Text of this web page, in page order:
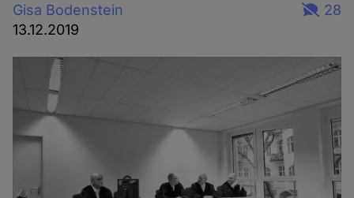
Gisa Bodenstein
13.12.2019
28